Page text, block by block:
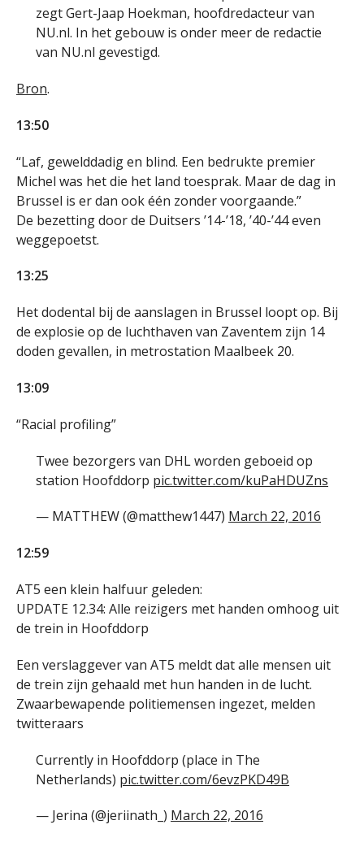
zegt Gert-Jaap Hoekman, hoofdredacteur van
NU.nl. In het gebouw is onder meer de redactie
van NU.nl gevestigd.
Bron.
13:50
“Laf, gewelddadig en blind. Een bedrukte premier
Michel was het die het land toesprak. Maar de dag in
Brussel is er dan ook één zonder voorgaande.”
De bezetting door de Duitsers ’14-’18, ’40-’44 even
weggepoetst.
13:25
Het dodental bij de aanslagen in Brussel loopt op. Bij
de explosie op de luchthaven van Zaventem zijn 14
doden gevallen, in metrostation Maalbeek 20.
13:09
“Racial profiling”
Twee bezorgers van DHL worden geboeid op
station Hoofddorp pic.twitter.com/kuPaHDUZns
— MATTHEW (@matthew1447) March 22, 2016
12:59
AT5 een klein halfuur geleden:
UPDATE 12.34: Alle reizigers met handen omhoog uit
de trein in Hoofddorp
Een verslaggever van AT5 meldt dat alle mensen uit
de trein zijn gehaald met hun handen in de lucht.
Zwaarbewapende politiemensen ingezet, melden
twitteraars
Currently in Hoofddorp (place in The
Netherlands) pic.twitter.com/6evzPKD49B
— Jerina (@jeriinath_) March 22, 2016